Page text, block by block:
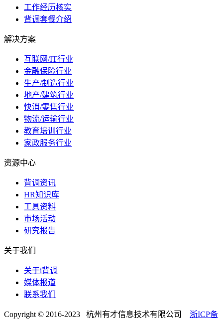
工作经历核实
背调套餐介绍
解决方案
互联网/IT行业
金融保险行业
生产/制造行业
地产/建筑行业
快消/零售行业
物流/运输行业
教育培训行业
家政服务行业
资源中心
背调资讯
HR知识库
工具资料
市场活动
研究报告
关于我们
关于i背调
媒体报道
联系我们
Copyright © 2016-2023 杭州有才信息技术有限公司 浙ICP备